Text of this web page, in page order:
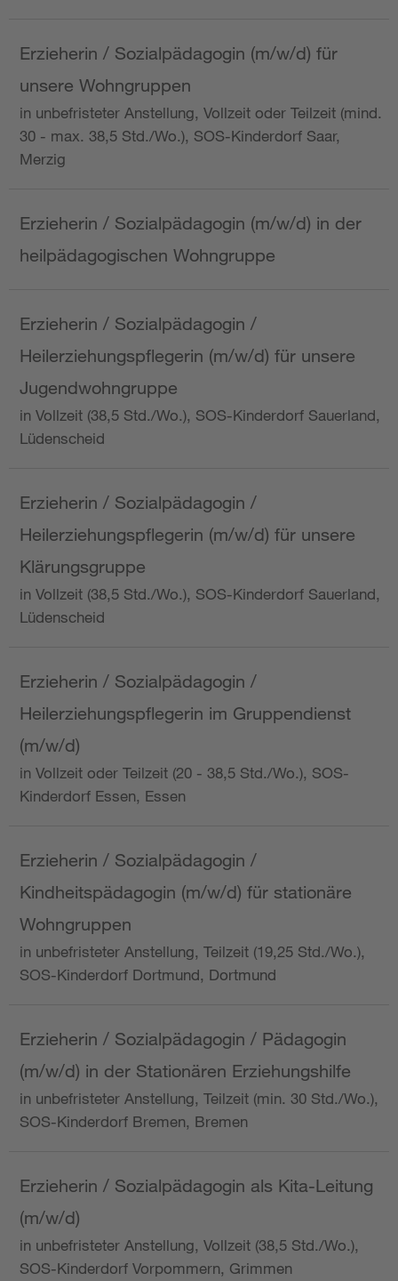
Erzieherin / Sozialpädagogin (m/w/d) für
unsere Wohngruppen
in unbefristeter Anstellung, Vollzeit oder Teilzeit (mind.
30 - max. 38,5 Std./Wo.), SOS-Kinderdorf Saar,
Merzig
Erzieherin / Sozialpädagogin (m/w/d) in der
heilpädagogischen Wohngruppe
Erzieherin / Sozialpädagogin /
Heilerziehungspflegerin (m/w/d) für unsere
Jugendwohngruppe
in Vollzeit (38,5 Std./Wo.), SOS-Kinderdorf Sauerland,
Lüdenscheid
Erzieherin / Sozialpädagogin /
Heilerziehungspflegerin (m/w/d) für unsere
Klärungsgruppe
in Vollzeit (38,5 Std./Wo.), SOS-Kinderdorf Sauerland,
Lüdenscheid
Erzieherin / Sozialpädagogin /
Heilerziehungspflegerin im Gruppendienst
(m/w/d)
in Vollzeit oder Teilzeit (20 - 38,5 Std./Wo.), SOS-
Kinderdorf Essen, Essen
Erzieherin / Sozialpädagogin /
Kindheitspädagogin (m/w/d) für stationäre
Wohngruppen
in unbefristeter Anstellung, Teilzeit (19,25 Std./Wo.),
SOS-Kinderdorf Dortmund, Dortmund
Erzieherin / Sozialpädagogin / Pädagogin
(m/w/d) in der Stationären Erziehungshilfe
in unbefristeter Anstellung, Teilzeit (min. 30 Std./Wo.),
SOS-Kinderdorf Bremen, Bremen
Erzieherin / Sozialpädagogin als Kita-Leitung
(m/w/d)
in unbefristeter Anstellung, Vollzeit (38,5 Std./Wo.),
SOS-Kinderdorf Vorpommern, Grimmen